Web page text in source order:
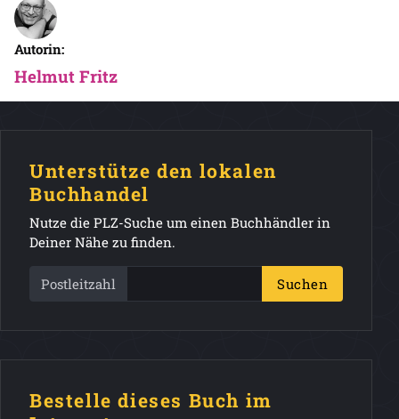
Autorin:
Helmut Fritz
Unterstütze den lokalen
Buchhandel
Nutze die PLZ-Suche um einen Buchhändler in
Deiner Nähe zu finden.
Postleitzahl Suchen
Bestelle dieses Buch im